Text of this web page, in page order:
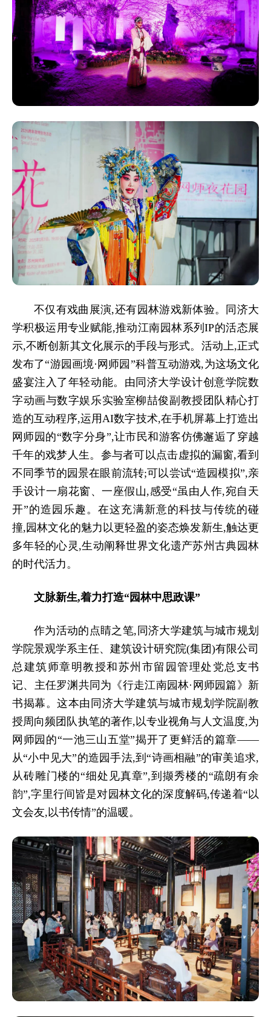
不仅有戏曲展演,还有园林游戏新体验。同济大
学积极运用专业赋能,推动江南园林系列IP的活态展
示,不断创新其文化展示的手段与形式。活动上,正式
发布了“游园画境·网师园”科普互动游戏,为这场文化
盛宴注入了年轻动能。由同济大学设计创意学院数
字动画与数字娱乐实验室柳喆俊副教授团队精心打
造的互动程序,运用AI数字技术,在手机屏幕上打造出
网师园的“数字分身”,让市民和游客仿佛邂逅了穿越
千年的戏梦人生。参与者可以点击虚拟的漏窗,看到
不同季节的园景在眼前流转;可以尝试“造园模拟”,亲
手设计一扇花窗、一座假山,感受“虽由人作,宛自天
开”的造园乐趣。在这充满新意的科技与传统的碰
撞,园林文化的魅力以更轻盈的姿态焕发新生,触达更
多年轻的心灵,生动阐释世界文化遗产苏州古典园林
的时代活力。
文脉新生,着力打造“园林中思政课”
作为活动的点睛之笔,同济大学建筑与城市规划
学院景观学系主任、建筑设计研究院(集团)有限公司
总建筑师章明教授和苏州市留园管理处党总支书
记、主任罗渊共同为《行走江南园林·网师园篇》新
书揭幕。这本由同济大学建筑与城市规划学院副教
授周向频团队执笔的著作,以专业视角与人文温度,为
网师园的“一池三山五堂”揭开了更鲜活的篇章——
从“小中见大”的造园手法,到“诗画相融”的审美追求,
从砖雕门楼的“细处见真章”,到撷秀楼的“疏朗有余
韵”,字里行间皆是对园林文化的深度解码,传递着“以
文会友,以书传情”的温暖。